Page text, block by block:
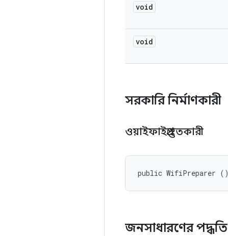
void
void
সরকারি নির্মাণকারী
ওয়াইফাইপ্রস্তুতকারী
public WifiPreparer ()
জনসাধারণের পদ্ধতি